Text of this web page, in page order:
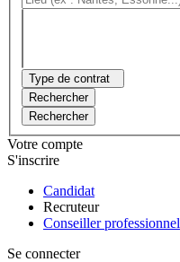
Type de contrat
Rechercher
Rechercher
Votre compte
S'inscrire
Candidat
Recruteur
Conseiller professionnel
Se connecter